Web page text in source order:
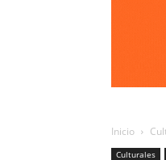
Inicio
Culturales